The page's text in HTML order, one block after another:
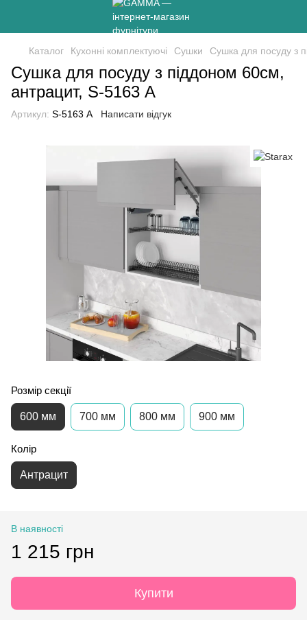
Каталог Кухонні комплектуючі Сушки Сушка для посуду з
Сушка для посуду з піддоном 60см,
антрацит, S-5163 А
Артикул: S-5163 А Написати відгук
Розмір секції
600 мм 700 мм 800 мм 900 мм
Колір
Антрацит
В наявності
1 215 грн
Купити